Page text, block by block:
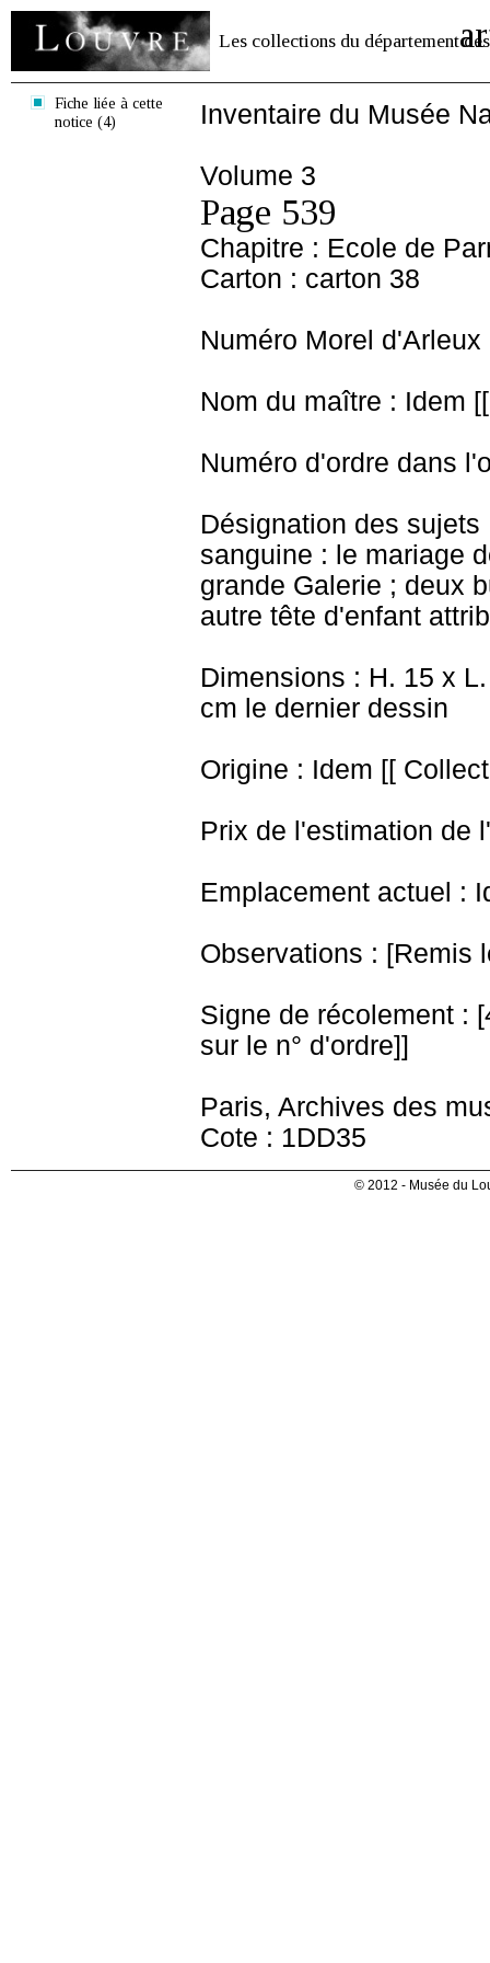
Les collections du département des
Fiche liée à cette
notice (4)
Inventaire du Musée
Volume 3
Page 539
Chapitre : Ecole de
Carton : carton 38
Numéro Morel d'Arleux
Nom du maître : Idem
Numéro d'ordre dans
Désignation des
sanguine : le mariage
grande Galerie ; deux
autre tête d'enfant
Dimensions : H. 15 x
cm le dernier dessin
Origine : Idem [[
Prix de l'estimation de
Emplacement actuel :
Observations : [Remis
Signe de récolement :
sur le n° d'ordre]]
Paris, Archives des
Cote : 1DD35
© 2012 - Musée du